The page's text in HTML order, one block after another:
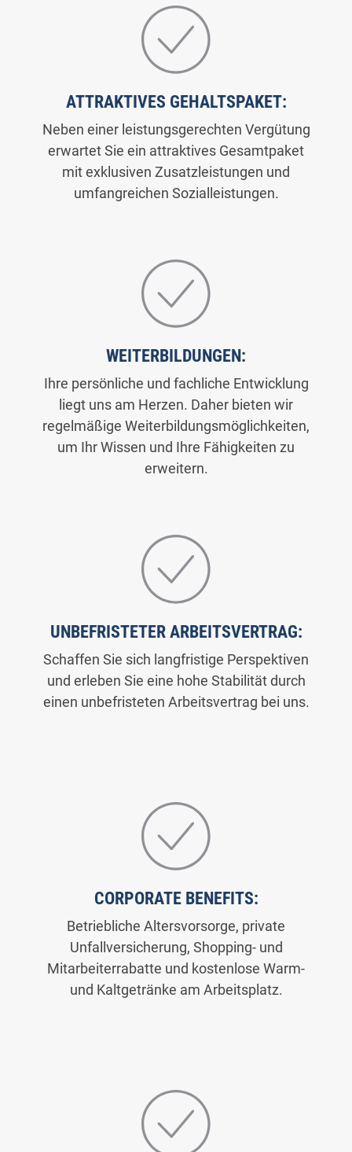
ATTRAKTIVES GEHALTSPAKET:
Neben einer leistungsgerechten Vergütung
erwartet Sie ein attraktives Gesamtpaket
mit exklusiven Zusatzleistungen und
umfangreichen Sozialleistungen.
WEITERBILDUNGEN:
Ihre persönliche und fachliche Entwicklung
liegt uns am Herzen. Daher bieten wir
regelmäßige Weiterbildungsmöglichkeiten,
um Ihr Wissen und Ihre Fähigkeiten zu
erweitern.
UNBEFRISTETER ARBEITSVERTRAG:
Schaffen Sie sich langfristige Perspektiven
und erleben Sie eine hohe Stabilität durch
einen unbefristeten Arbeitsvertrag bei uns.
CORPORATE BENEFITS:
Betriebliche Altersvorsorge, private
Unfallversicherung, Shopping- und
Mitarbeiterrabatte und kostenlose Warm-
und Kaltgetränke am Arbeitsplatz.